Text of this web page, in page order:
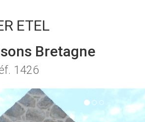
ETEL
Bretagne
1426